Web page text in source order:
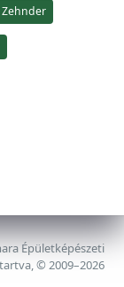
Zehnder
Épületképészeti
© 2009–2026